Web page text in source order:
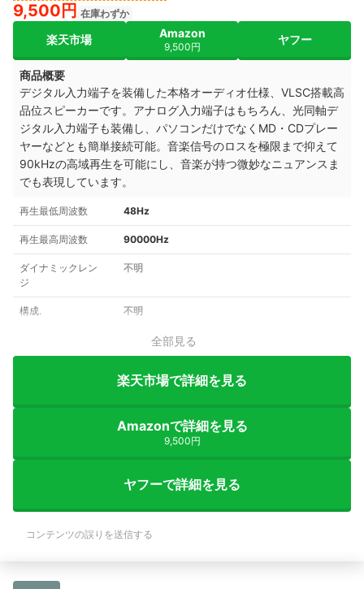
9,500円 在庫わずか
楽天市場 Amazon
9,500円
ヤフー
商品概要
デジタル入力端子を装備した本格オーディオ仕様、VLSC搭載高
品位スピーカーです。アナログ入力端子はもちろん、光同軸デ
ジタル入力端子も装備し、パソコンだけでなくMD・CDプレー
ヤーなどとも簡単接続可能。音楽信号のロスを極限まで抑えて
90kHzの高域再生を可能にし、音楽が持つ微妙なニュアンスま
でも表現しています。
再生最低周波数 48Hz
再生最高周波数 90000Hz
ダイナミックレン
ジ
不明
構成. 不明
全部見る
楽天市場で詳細を見る
Amazonで詳細を見る
9,500円
ヤフーで詳細を見る
コンテンツの誤りを送信する